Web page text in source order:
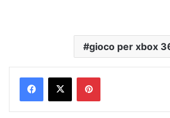
gioco per xbox
Pinterest